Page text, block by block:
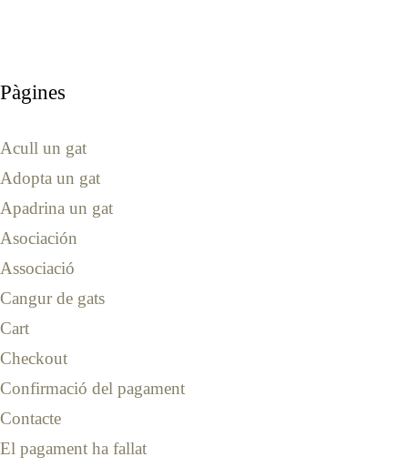
Pàgines
Acull un gat
Adopta un gat
Apadrina un gat
Asociación
Associació
Cangur de gats
Cart
Checkout
Confirmació del pagament
Contacte
El pagament ha fallat